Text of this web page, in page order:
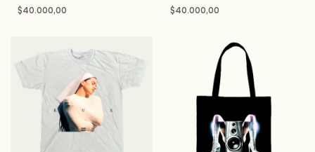
$40.000,00
$40.000,00